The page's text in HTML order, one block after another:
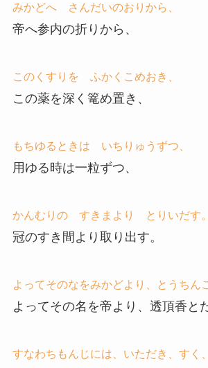
みかどへ さんだいのおりから、
帝へ参内の折りから、
このくすりを ふかくこめおき、
この薬を深く篭め置き、
もちゆるときは いちりゅうずつ、
用ゆる時は一粒ずつ、
かんむりの すきまより とりいだす。
冠のすき間より取り出す。
よってそのなをみかどより、とうちん
よってその名を帝より、透頂香と
すなわちもんじには、いただき、すく